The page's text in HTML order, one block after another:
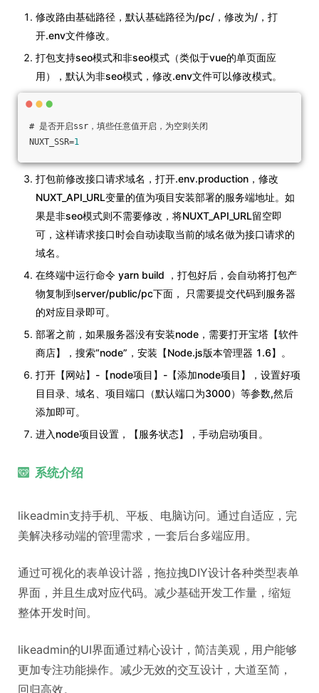
修改路由基础路径，默认基础路径为/pc/，修改为/，打
开.env文件修改。
打包支持seo模式和非seo模式（类似于vue的单页面应
用），默认为非seo模式，修改.env文件可以修改模式。
# 是否开启ssr，填些任意值开启，为空则关闭
NUXT_SSR=1
打包前修改接口请求域名，打开.env.production，修改
NUXT_API_URL变量的值为项目安装部署的服务端地址。如
果是非seo模式则不需要修改，将NUXT_API_URL留空即
可，这样请求接口时会自动读取当前的域名做为接口请求的
域名。
在终端中运行命令 yarn build ，打包好后，会自动将打包产
物复制到server/public/pc下面， 只需要提交代码到服务器
的对应目录即可。
部署之前，如果服务器没有安装node，需要打开宝塔【软件
商店】，搜索“node”，安装【Node.js版本管理器 1.6】。
打开【网站】-【node项目】-【添加node项目】，设置好项
目目录、域名、项目端口（默认端口为3000）等参数,然后
添加即可。
进入node项目设置，【服务状态】，手动启动项目。
系统介绍
likeadmin支持手机、平板、电脑访问。通过自适应，完
美解决移动端的管理需求，一套后台多端应用。
通过可视化的表单设计器，拖拉拽DIY设计各种类型表单
界面，并且生成对应代码。减少基础开发工作量，缩短
整体开发时间。
likeadmin的UI界面通过精心设计，简洁美观，用户能够
更加专注功能操作。减少无效的交互设计，大道至简，
回归高效。